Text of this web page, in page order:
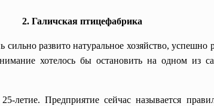
2. Галичская птицефабрика
развито натуральное хозяйство,
хотелось бы остановить на одном из
летие. Предприятие сейчас называется